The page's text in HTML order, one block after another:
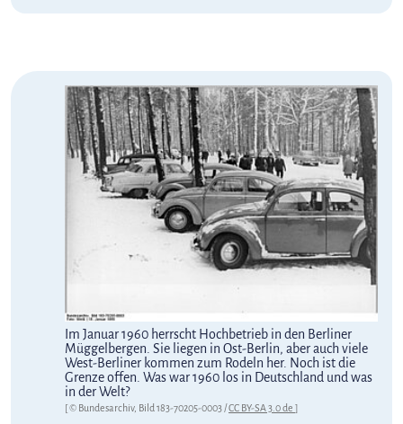
Im Januar 1960 herrscht Hochbetrieb in den Berliner
Müggelbergen. Sie liegen in Ost-Berlin, aber auch viele
West-Berliner kommen zum Rodeln her. Noch ist die
Grenze offen. Was war 1960 los in Deutschland und was
in der Welt?
[ © Bundesarchiv, Bild 183-70205-0003 /CC BY-SA 3.0 de ]